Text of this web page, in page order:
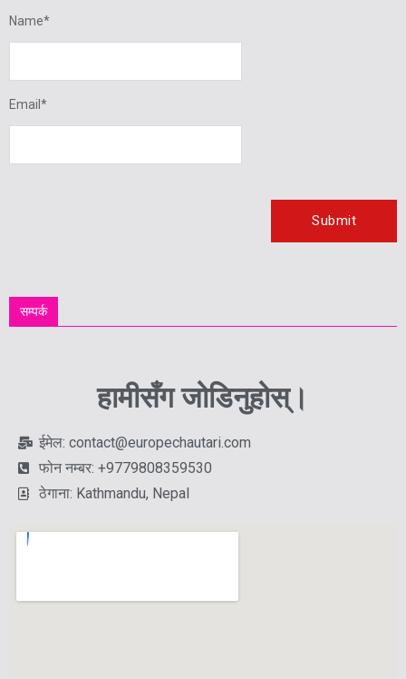
Name*
Email *
सम्पर्क
हामीसँग जोडिनुहोस्।
ईमेल: contact@europechautari.com
फोन नम्बर: +9779808359530
ठेगाना: Kathmandu, Nepal